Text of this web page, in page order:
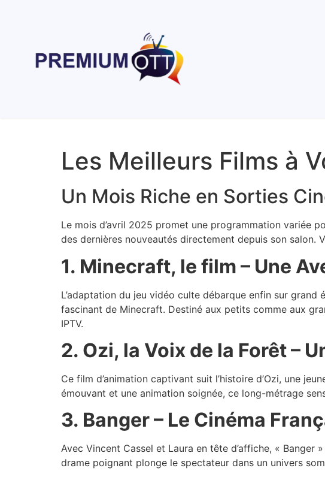
Les Meilleurs Films à
Un Mois Riche en Sorties
Le mois d’avril 2025 promet une programmation variée
des dernières nouveautés directement depuis son
1. Minecraft, le film – Une
L’adaptation du jeu vidéo culte débarque enfin sur
fascinant de Minecraft. Destiné aux petits comme aux
IPTV.
2. Ozi, la Voix de la Forêt –
Ce film d’animation captivant suit l’histoire d’Ozi, une
émouvant et une animation soignée, ce long-métrage
3. Banger – Le Cinéma
Avec Vincent Cassel et Laura en tête d’affiche, « Banger
drame poignant plonge le spectateur dans un univers